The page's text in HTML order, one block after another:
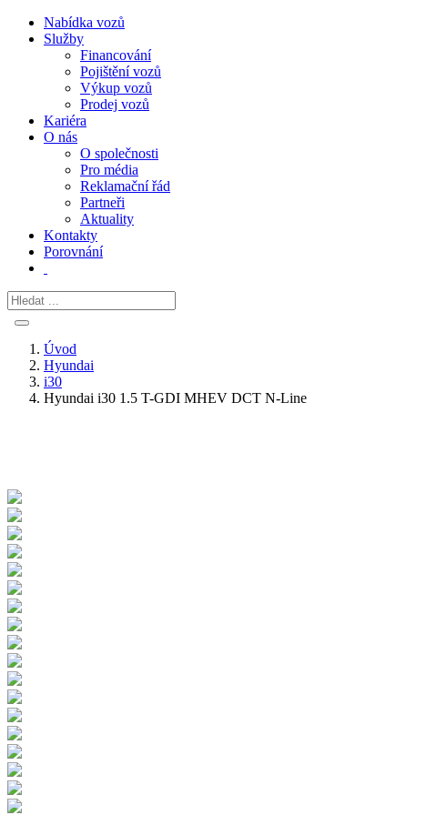
Nabídka vozů
Služby
Financování
Pojištění vozů
Výkup vozů
Prodej vozů
Kariéra
O nás
O společnosti
Pro média
Reklamační řád
Partneři
Aktuality
Kontakty
Porovnání
Úvod
Hyundai
i30
Hyundai i30 1.5 T-GDI MHEV DCT N-Line